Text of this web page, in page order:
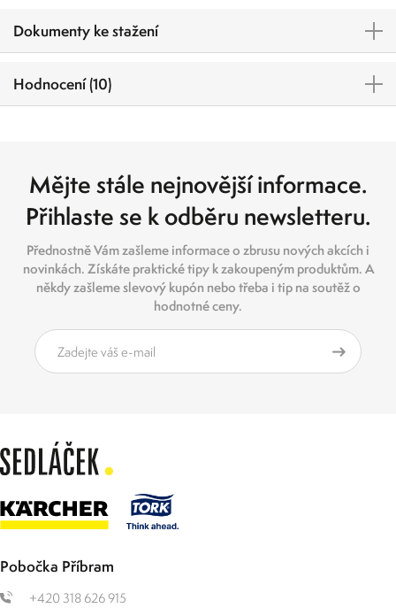
Dokumenty ke stažení
Hodnocení (10)
Mějte stále nejnovější informace.
Přihlaste se k odběru newsletteru.
Přednostně Vám zašleme informace o zbrusu nových akcích i
novinkách. Získáte praktické tipy k zakoupeným produktům. A
někdy zašleme slevový kupón nebo třeba i tip na soutěž o
hodnotné ceny.
Pobočka Příbram
+420 318 626 915